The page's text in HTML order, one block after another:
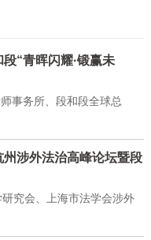
“青晖闪耀·锻赢未
事务所、段和段全球总
涉外法治高峰论坛暨段
究会、上海市法学会涉外